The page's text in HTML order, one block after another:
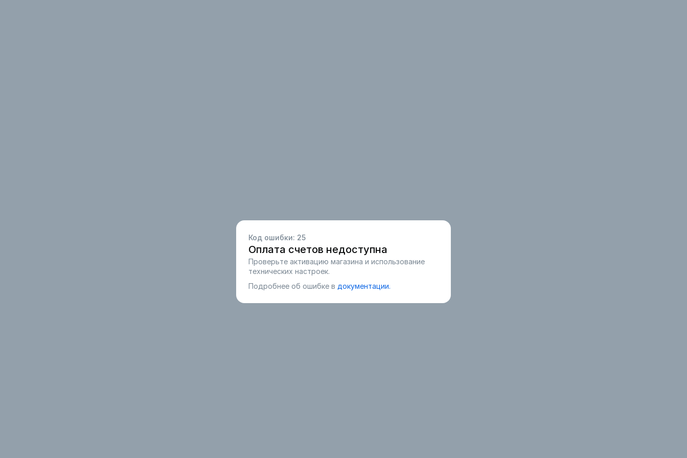
Код ошибки: 25
Оплата счетов недоступна
Проверьте активацию магазина и использование
технических настроек.
Подробнее об ошибке в документации.